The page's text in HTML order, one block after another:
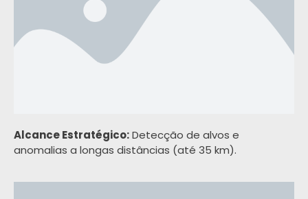
Alcance Estratégico:Detecção de alvos e
anomalias a longas distâncias (até 35 km).